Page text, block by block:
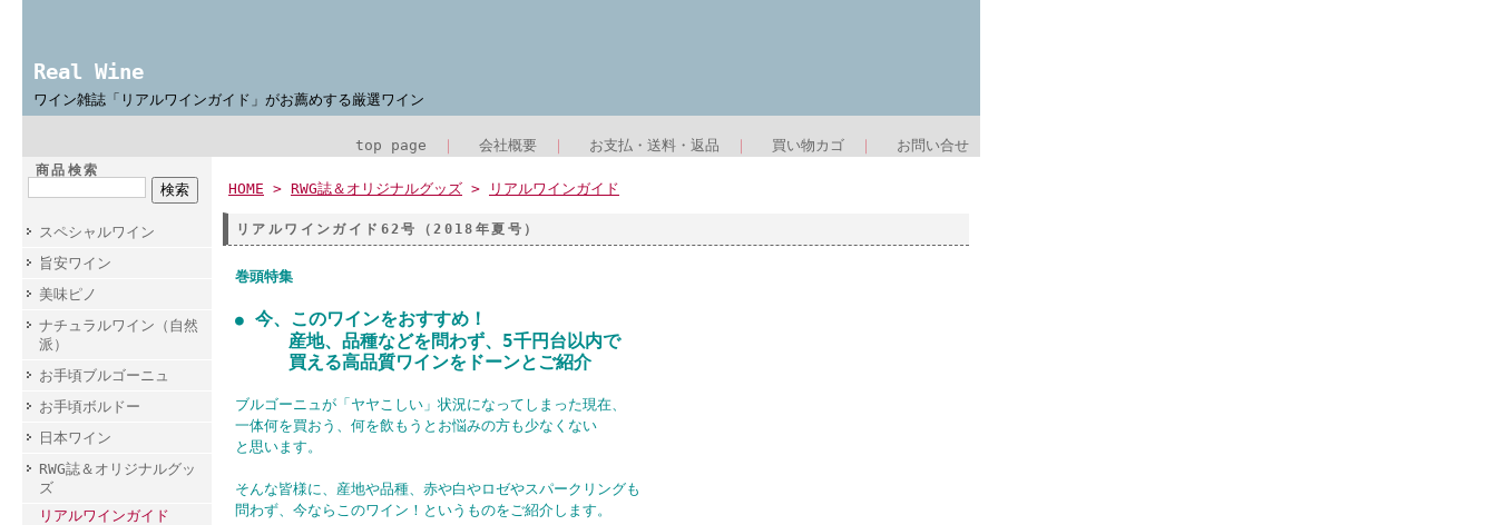
Real Wine
ワイン雑誌「リアルワインガイド」がお薦めする厳選ワイン
top page 会社概要 お支払・送料・返品 買い物カゴ お問い合せ
商品検索
スペシャルワイン
旨安ワイン
美味ピノ
ナチュラルワイン（自然
派）
お手頃ブルゴーニュ
お手頃ボルドー
日本ワイン
RWG誌＆オリジナルグッ
ズ
リアルワインガイド
HOME > RWG誌＆オリジナルグッズ > リアルワインガイド
リアルワインガイド62号（2018年夏号）
巻頭特集
●
今、このワインをおすすめ！
産地、品種などを問わず、5千円台以内で
買える高品質ワインをドーンとご紹介
ブルゴーニュが「ヤヤこしい」状況になってしまった現在、
一体何を買おう、何を飲もうとお悩みの方も少なくない
と思います。
そんな皆様に、産地や品種、赤や白やロゼやスパークリングも
問わず、今ならこのワイン！というものをご紹介します。